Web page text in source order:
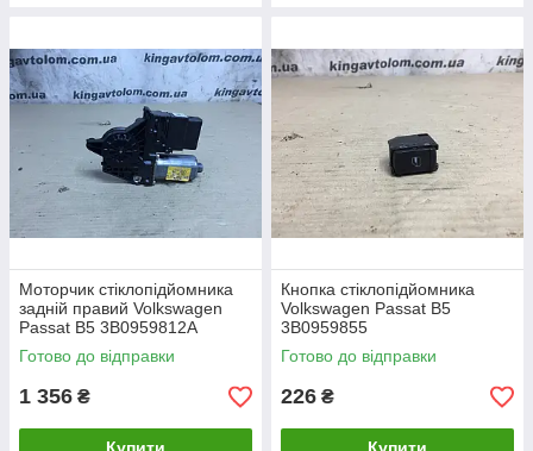
Моторчик стіклопідйомника
задній правий Volkswagen
Passat B5 3B0959812A
Готово до відправки
1 356 ₴
Кнопка стіклопідйомника
Volkswagen Passat B5
3B0959855
Готово до відправки
226 ₴